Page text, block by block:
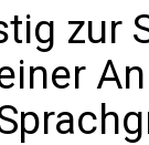
zur